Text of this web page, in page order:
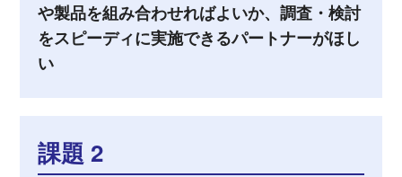
や製品を組み合わせればよいか、調査・検討
をスピーディに実施できるパートナーがほし
い
課題 2